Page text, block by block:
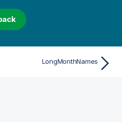
LongMonthNames